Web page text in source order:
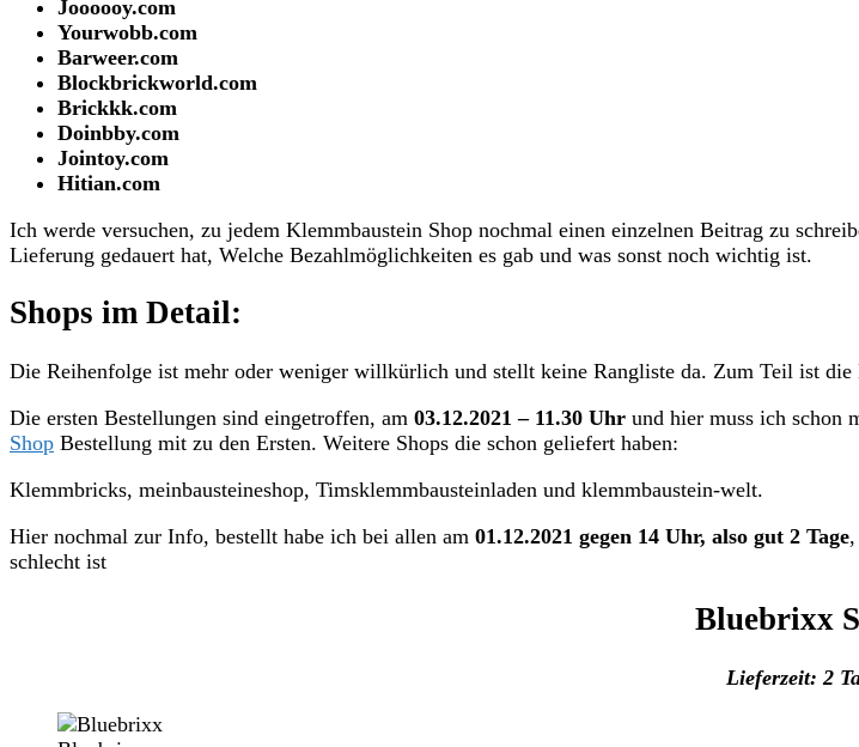
Joooooy.com
Yourwobb.com
Barweer.com
Blockbrickworld.com
Brickkk.com
Doinbby.com
Jointoy.com
Hitian.com
Ich werde versuchen, zu jedem Klemmbaustein Shop nochmal einen einzelnen Beitrag zu
Lieferung gedauert hat, Welche Bezahlmöglichkeiten es gab und was sonst noch wichtig ist.
Shops im Detail:
Die Reihenfolge ist mehr oder weniger willkürlich und stellt keine Rangliste da. Zum Teil ist
Die ersten Bestellungen sind eingetroffen, am 03.12.2021 – 11.30 Uhr und hier muss ich schon
Shop Bestellung mit zu den Ersten. Weitere Shops die schon geliefert haben:
Klemmbricks, meinbausteineshop, Timsklemmbausteinladen und klemmbaustein-welt.
Hier nochmal zur Info, bestellt habe ich bei allen am 01.12.2021 gegen 14 Uhr, also gut 2 Tage
schlecht ist
Bluebrixx
Lieferzeit: 2